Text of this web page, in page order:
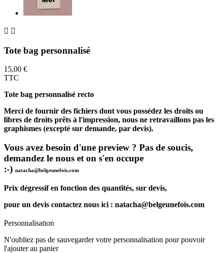
 
Tote bag personnalisé
15,00 €
TTC
Tote bag personnalisé recto
Merci de fournir des fichiers dont vous possédez les droits ou
libres de droits prêts à l'impression, nous ne retravaillons pas les
graphismes (excepté sur demande, par devis).
Vous avez besoin d'une preview ? Pas de soucis,
demandez le nous et on s'en occupe
:-) natacha@belgeunefois.com
Prix dégressif en fonction des quantités, sur devis,
pour un devis contactez nous ici : natacha@belgeunefois.com
Personnalisation
N'oubliez pas de sauvegarder votre personnalisation pour pouvoir
l'ajouter au panier